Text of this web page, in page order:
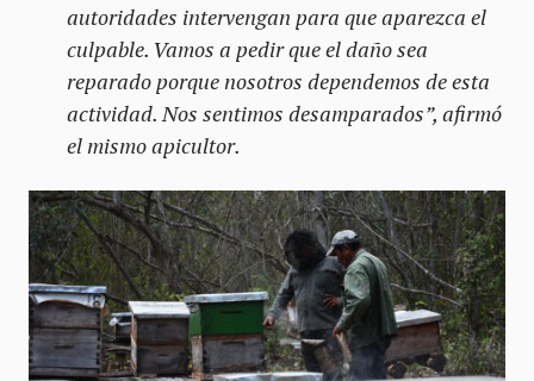
autoridades intervengan para que aparezca el
culpable. Vamos a pedir que el daño sea
reparado porque nosotros dependemos de esta
actividad. Nos sentimos desamparados”, afirmó
el mismo apicultor.